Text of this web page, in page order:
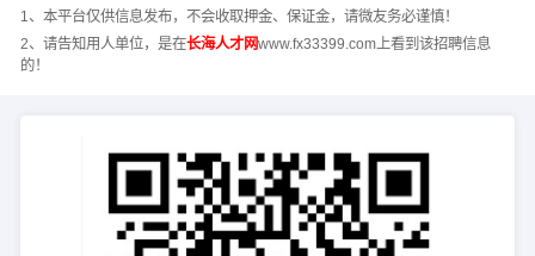
1、本平台仅供信息发布，不会收取押金、保证金，请微友务必谨慎！
2、请告知用人单位，是在长海人才网www.fx33399.com上看到该招聘信息
的！